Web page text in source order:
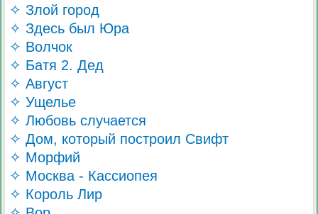
✧ Злой город
✧ Здесь был Юра
✧ Волчок
✧ Батя 2. Дед
✧ Август
✧ Ущелье
✧ Любовь случается
✧ Дом, который построил Свифт
✧ Морфий
✧ Москва - Кассиопея
✧ Король Лир